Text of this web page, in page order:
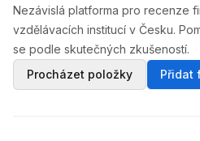
Nezávislá platforma pro recenze
vzdělávacích institucí v Česku.
se podle skutečných zkušeností.
Procházet položky
Přidat